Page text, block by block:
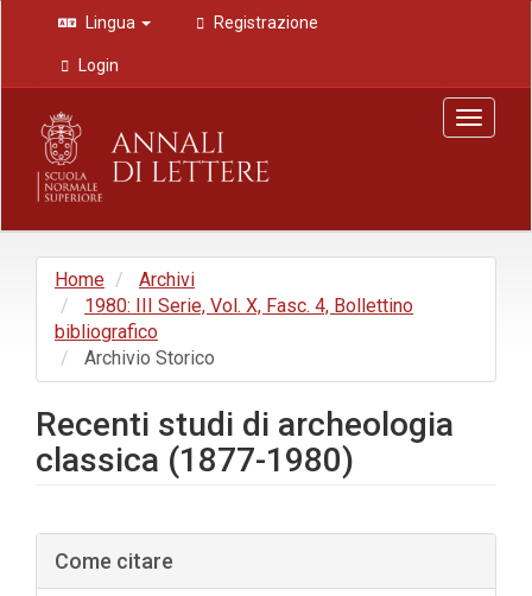
Navigazione
principale
Contenuto
principale
Barra
laterale
Lingua Registrazione
Login
Toggle
Home
Archivi
1980: III Serie, Vol. X, Fasc. 4, Bollettino
bibliografico
Archivio Storico
Recenti studi di archeologia
classica (1877-1980)
Barra
laterale
Come citare